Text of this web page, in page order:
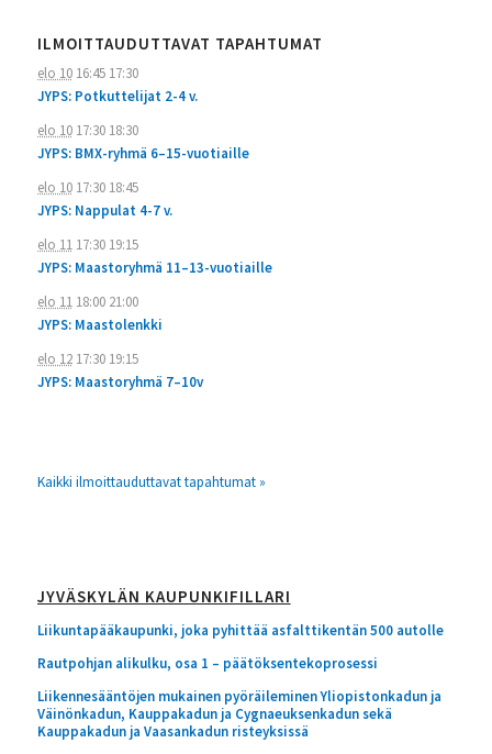
ILMOITTAUDUTTAVAT TAPAHTUMAT
elo 1016:45 17:30
JYPS: Potkuttelijat 2-4 v.
elo 1017:30 18:30
JYPS: BMX-ryhmä 6–15-vuotiaille
elo 1017:30 18:45
JYPS: Nappulat 4-7 v.
elo 1117:30 19:15
JYPS: Maastoryhmä 11–13-vuotiaille
elo 1118:00 21:00
JYPS: Maastolenkki
elo 1217:30 19:15
JYPS: Maastoryhmä 7–10v
Kaikki ilmoittauduttavat tapahtumat »
JYVÄSKYLÄN KAUPUNKIFILLARI
Liikuntapääkaupunki, joka pyhittää asfalttikentän 500 autolle
Rautpohjan alikulku, osa 1 – päätöksentekoprosessi
Liikennesääntöjen mukainen pyöräileminen Yliopistonkadun ja
Väinönkadun, Kauppakadun ja Cygnaeuksenkadun sekä
Kauppakadun ja Vaasankadun risteyksissä